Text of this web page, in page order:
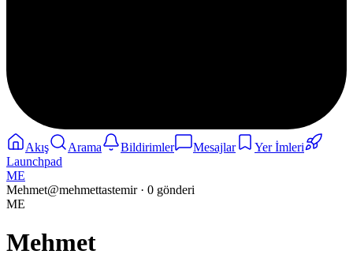
Akış Arama Bildirimler Mesajlar
Yer İmleri
Launchpad
ME
Mehmet@mehmettastemir· 0 gönderi
ME
Mehmet